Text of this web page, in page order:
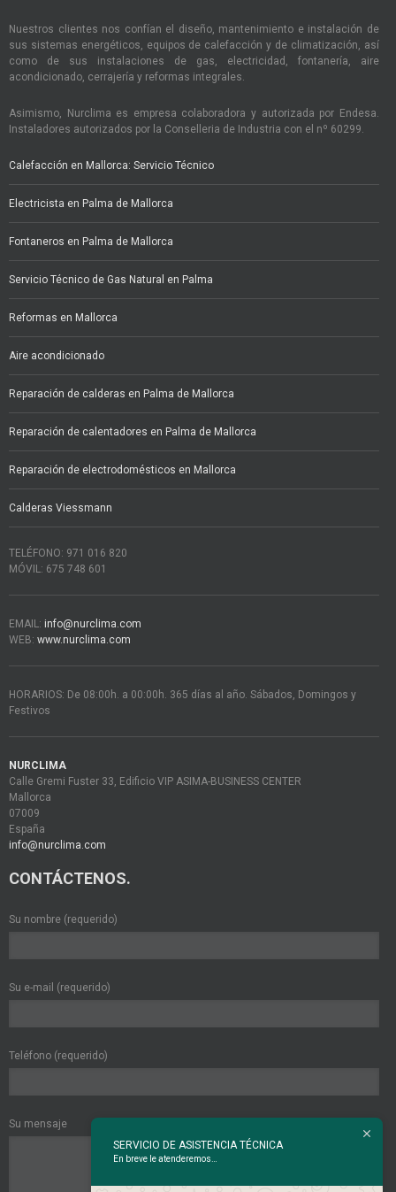
Nuestros clientes nos confían el diseño, mantenimiento e instalación de
sus sistemas energéticos, equipos de calefacción y de climatización, así
como de sus instalaciones de gas, electricidad, fontanería, aire
acondicionado, cerrajería y reformas integrales.
Asimismo, Nurclima es empresa colaboradora y autorizada por Endesa.
Instaladores autorizados por la Conselleria de Industria con el nº 60299.
Calefacción en Mallorca: Servicio Técnico
Electricista en Palma de Mallorca
Fontaneros en Palma de Mallorca
Servicio Técnico de Gas Natural en Palma
Reformas en Mallorca
Aire acondicionado
Reparación de calderas en Palma de Mallorca
Reparación de calentadores en Palma de Mallorca
Reparación de electrodomésticos en Mallorca
Calderas Viessmann
TELÉFONO: 971 016 820
MÓVIL: 675 748 601
EMAIL: info@nurclima.com
WEB: www.nurclima.com
HORARIOS: De 08:00h. a 00:00h. 365 días al año. Sábados, Domingos y
Festivos
NURCLIMA
Calle Gremi Fuster 33, Edificio VIP ASIMA-BUSINESS CENTER
Mallorca
07009
España
info@nurclima.com
CONTÁCTENOS.
Su nombre (requerido)
Su e-mail (requerido)
Teléfono (requerido)
Su mensaje
SERVICIO DE ASISTENCIA TÉCNICA
En breve le atenderemos…